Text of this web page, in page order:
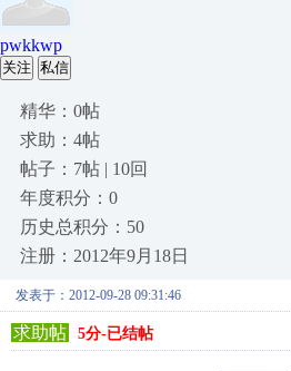
pwkkwp
关注 私信
精华：0帖
求助：4帖
帖子：7帖 | 10回
年度积分：0
历史总积分：50
注册：2012年9月18日
发表于：2012-09-28 09:31:46
求助帖 5分-已结帖